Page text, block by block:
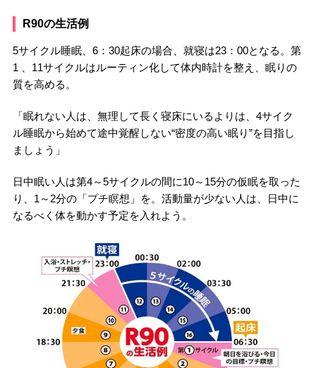
R90の生活例
5サイクル睡眠、6：30起床の場合、就寝は23：00となる。第
1 、11サイクルはルーティン化して体内時計を整え、眠りの
質を高める。
「眠れない人は、無理して長く寝床にいるよりは、4サイク
ル睡眠から始めて途中覚醒しない“密度の高い眠り”を目指し
ましょう」
日中眠い人は第4～5サイクルの間に10～15分の仮眠を取った
り、1～2分の「プチ瞑想」を。活動量が少ない人は、日中に
なるべく体を動かす予定を入れよう。